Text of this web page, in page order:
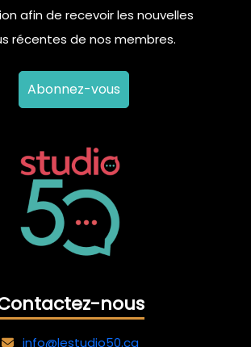
nous
info@lestudio50.ca
afin de recevoir les nouvelles
récentes de nos membres.
Abonnez-vous